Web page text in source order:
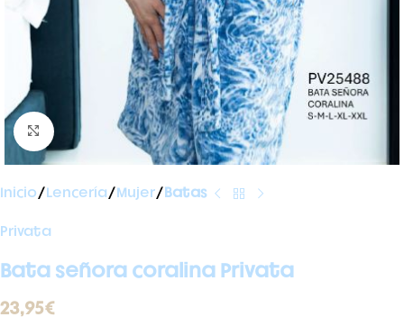
Ampliar foto
Inicio Lencería Mujer Batas
Privata
Bata señora coralina Privata
23,95€